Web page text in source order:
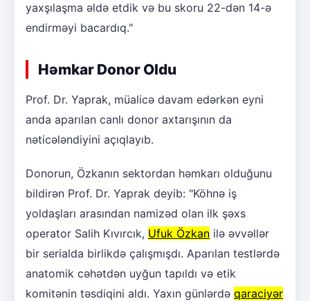
yaxşılaşma əldə etdik və bu skoru 22-dən 14-ə
endirməyi bacardıq."
Həmkar Donor Oldu
Prof. Dr. Yaprak, müalicə davam edərkən eyni
anda aparılan canlı donor axtarışının da
nəticələndiyini açıqlayıb.
Donorun, Özkanın sektordan həmkarı olduğunu
bildirən Prof. Dr. Yaprak deyib: "Köhnə iş
yoldaşları arasından namizəd olan ilk şəxs
operator Salih Kıvırcık, Ufuk Özkan ilə əvvəllər
bir serialda birlikdə çalışmışdı. Aparılan testlərdə
anatomik cəhətdən uyğun tapıldı və etik
komitənin təsdiqini aldı. Yaxın günlərdə qaraciyər